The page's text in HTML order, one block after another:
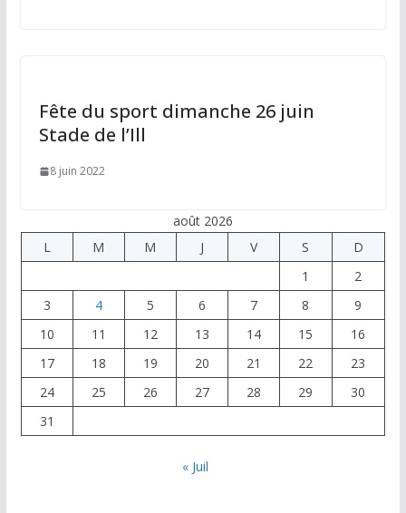
Fête du sport dimanche 26 juin
Stade de l’Ill
8 juin 2022
août 2026
L
M M J V S
D
1
2
3
4 5 6 7 8
9
10
11 12 13 14 15
16
17
18 19 20 21 22
23
24
25 26 27 28 29
30
31
« Juil